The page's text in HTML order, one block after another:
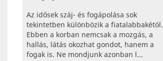
Az idősek száj- és fogápolása sok
tekintetben különbözik a fiatalabbakétól.
Ebben a korban nemcsak a mozgás, a
hallás, látás okozhat gondot, hanem a
fogak is. Ne mondjunk azonban l...